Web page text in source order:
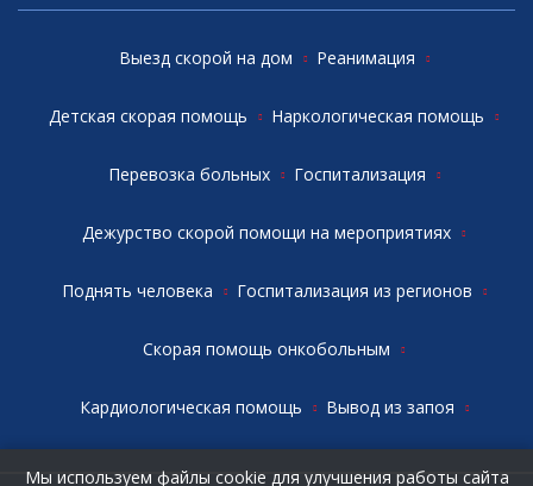
Мы используем файлы cookie для улучшения работы сайта
Выезд скорой на дом Реанимация
Детская скорая помощь Наркологическая помощь
Перевозка больных Госпитализация
Дежурство скорой помощи на мероприятиях
Поднять человека Госпитализация из регионов
Скорая помощь онкобольным
Кардиологическая помощь Вывод из запоя